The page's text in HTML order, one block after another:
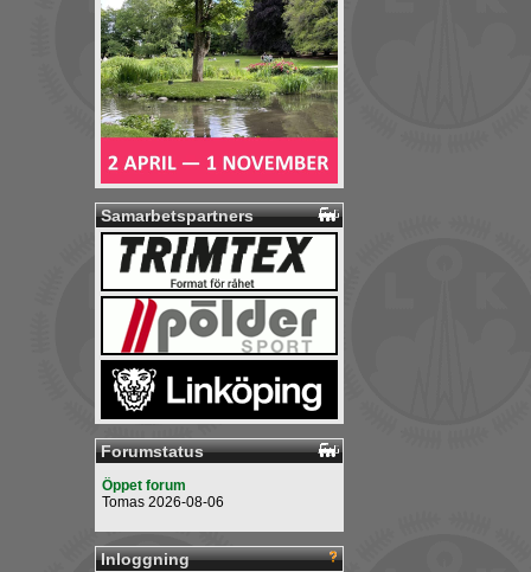
Samarbetspartners
Forumstatus
Öppet forum
Tomas 2026-08-06
Inloggning